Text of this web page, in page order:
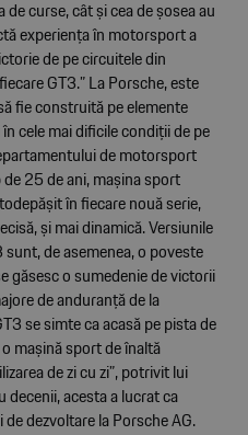
curse, cât și cea de șosea au
experiența în motorsport a
de pe circuitele din
GT3.” La Porsche, este
fie construită pe elemente
cele mai dificile condiții de pe
de motorsport
25 de ani, mașina sport
în fiecare nouă serie,
și mai dinamică. Versiunile
de asemenea, o poveste
găsesc o sumedenie de victorii
de anduranță de la
se simte ca acasă pe pista de
mașină sport de înaltă
de zi cu zi”, potrivit lui
acesta a lucrat ca
dezvoltare la Porsche AG.